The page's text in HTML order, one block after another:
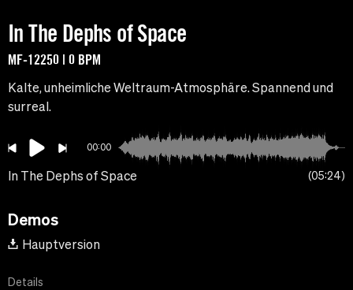
In The Dephs of Space
MF-12250 | 0 BPM
Kalte, unheimliche Weltraum-Atmosphäre. Spannend und
surreal.
00:00
In The Dephs of Space 05:24
Demos
Hauptversion
Details